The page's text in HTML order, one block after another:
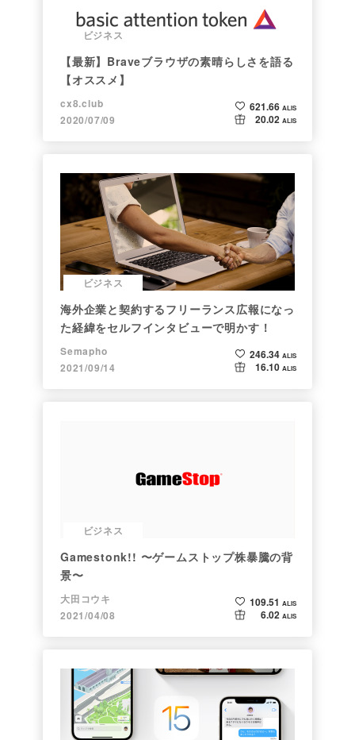
ビジネス
【最新】Braveブラウザの素晴らしさを語る
【オススメ】
cx8.club
2020/07/09
621.66 ALIS
20.02 ALIS
ビジネス
海外企業と契約するフリーランス広報になっ
た経緯をセルフインタビューで明かす！
Semapho
2021/09/14
246.34 ALIS
16.10 ALIS
ビジネス
Gamestonk!! 〜ゲームストップ株暴騰の背
景〜
大田コウキ
2021/04/08
109.51 ALIS
6.02 ALIS